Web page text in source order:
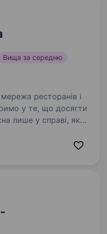
Вища за середню
у те, що до­сяг­ти
лише у спра­ві, яку